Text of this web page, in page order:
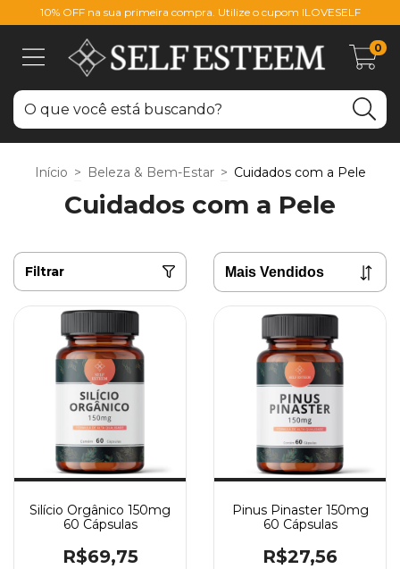
10% OFF na sua primeira compra. Utilize o cupom ILOVESELF
0
Início > Beleza & Bem-Estar > Cuidados com a Pele
Cuidados com a Pele
Filtrar
Silício Orgânico 150mg
60 Cápsulas
R$69,75
Pinus Pinaster 150mg
60 Cápsulas
R$27,56